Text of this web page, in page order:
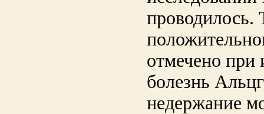
проводилось.
отмечено при
болезнь
недержание